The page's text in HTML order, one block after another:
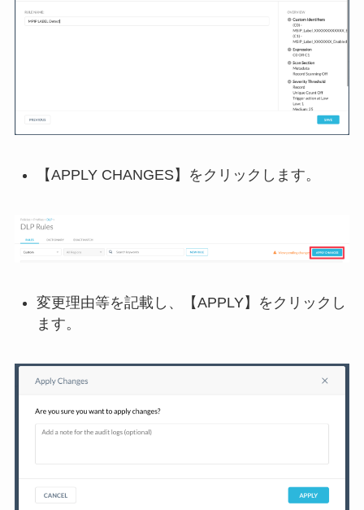
【APPLY CHANGES】をクリックします。
変更理由等を記載し、【APPLY】をクリックし
ます。